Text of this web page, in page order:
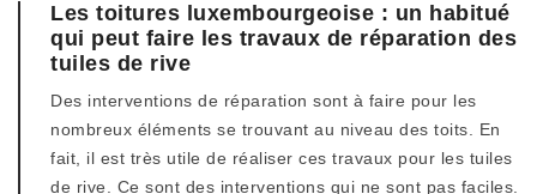
Les toitures luxembourgeoise : un habitué
qui peut faire les travaux de réparation des
tuiles de rive
Des interventions de réparation sont à faire pour les
nombreux éléments se trouvant au niveau des toits. En
fait, il est très utile de réaliser ces travaux pour les tuiles
de rive. Ce sont des interventions qui ne sont pas faciles.